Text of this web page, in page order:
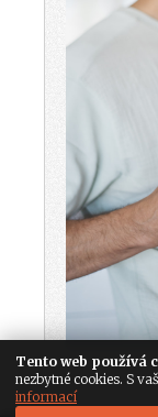
Tento web používá
nezbytné cookies. S
informací